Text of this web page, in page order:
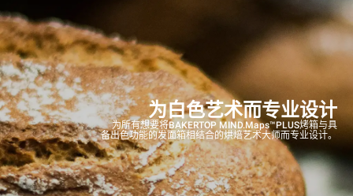
为白色艺术而专业设计
为所有想要将BAKERTOP MIND.Maps™PLUS烤箱与具
备出色功能的发面箱相结合的烘焙艺术大师而专业设计。